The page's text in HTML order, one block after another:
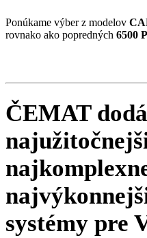
Ponúkame výber z modelov
rovnako ako popredných 6500
ČEMAT
systémy pre